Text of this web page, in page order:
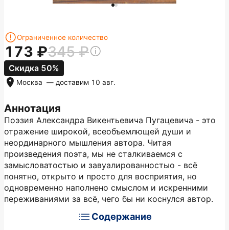
Аннотация
Поэзия Александра Викентьевича Пугацевича - это
отражение широкой, всеобъемлющей души и
неординарного мышления автора. Читая
произведения поэта, мы не сталкиваемся с
замысловатостью и завуалированностыо - всё
понятно, открыто и просто для восприятия, но
одновременно наполнено смыслом и искренними
переживаниями за всё, чего бы ни коснулся автор.
Содержание
Ограниченное количество
173 345
Скидка 50%
Москва — доставим 10 авг.